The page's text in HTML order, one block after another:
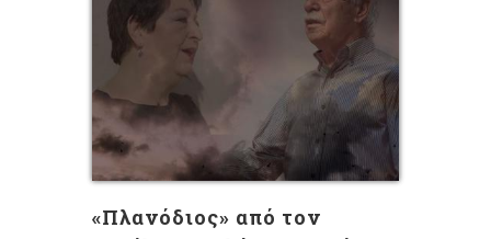
«Πλανόδιος» από τον